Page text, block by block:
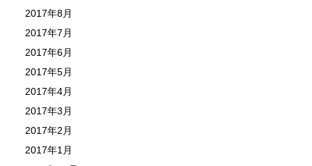
2017年8月
2017年7月
2017年6月
2017年5月
2017年4月
2017年3月
2017年2月
2017年1月